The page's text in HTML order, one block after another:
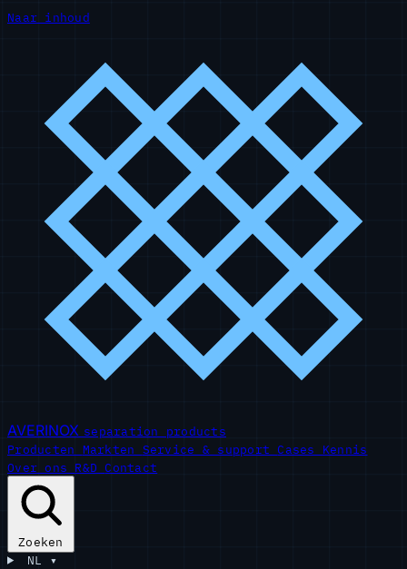
Naar inhoud
AVERINOX separation products
Producten Markten Service & support Cases Kennis
Over ons R&D Contact
Zoeken
NL ▾